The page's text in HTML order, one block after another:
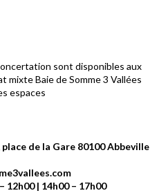
sont disponibles aux
mixte Baie de Somme 3 Vallées
espaces
de la Gare 80100 Abbeville
12h00 | 14h00 – 17h00